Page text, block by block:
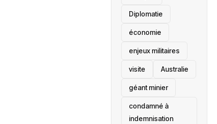
Diplomatie
économie
enjeux militaires
visite ‎Australie
géant minier
condamné à
indemnisation